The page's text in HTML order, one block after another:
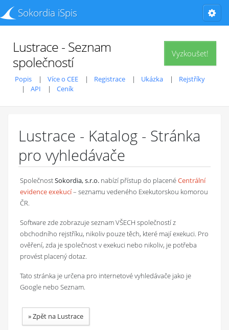
Sokordia iSpis
Vyzkoušet!
Lustrace - Seznam
společností
Popis Více o CEE Registrace Ukázka
Rejstříky
API
Ceník
Lustrace - Katalog - Stránka
pro vyhledávače
SpolečnostSokordia, s.r.o. nabízí přístup do placenéCentrální
evidence exekucí– seznamu vedeného Exekutorskou komorou
ČR.
Software zde zobrazuje seznam VŠECH společností z
obchodního rejstříku, nikoliv pouze těch, které mají exekuci. Pro
ověření, zda je společnost v exekuci nebo nikoliv, je potřeba
provést placený dotaz.
Tato stránka je určena pro internetové vyhledávače jako je
Google nebo Seznam.
»Zpět na Lustrace